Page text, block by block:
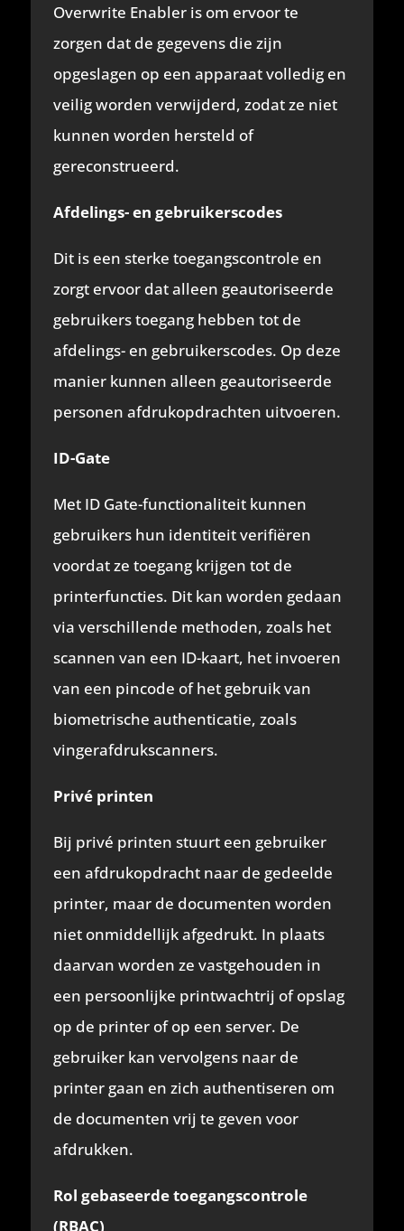
Overwrite Enabler is om ervoor te
zorgen dat de gegevens die zijn
opgeslagen op een apparaat volledig en
veilig worden verwijderd, zodat ze niet
kunnen worden hersteld of
gereconstrueerd.
Afdelings- en gebruikerscodes
Dit is een sterke toegangscontrole en
zorgt ervoor dat alleen geautoriseerde
gebruikers toegang hebben tot de
afdelings- en gebruikerscodes. Op deze
manier kunnen alleen geautoriseerde
personen afdrukopdrachten uitvoeren.
ID-Gate
Met ID Gate-functionaliteit kunnen
gebruikers hun identiteit verifiëren
voordat ze toegang krijgen tot de
printerfuncties. Dit kan worden gedaan
via verschillende methoden, zoals het
scannen van een ID-kaart, het invoeren
van een pincode of het gebruik van
biometrische authenticatie, zoals
vingerafdrukscanners.
Privé printen
Bij privé printen stuurt een gebruiker
een afdrukopdracht naar de gedeelde
printer, maar de documenten worden
niet onmiddellijk afgedrukt. In plaats
daarvan worden ze vastgehouden in
een persoonlijke printwachtrij of opslag
op de printer of op een server. De
gebruiker kan vervolgens naar de
printer gaan en zich authentiseren om
de documenten vrij te geven voor
afdrukken.
Rol gebaseerde toegangscontrole
(RBAC)